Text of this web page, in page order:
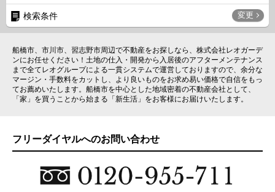
検索条件 変更
船橋市、市川市、習志野市周辺で不動産をお探しなら、株式会社レオガーデ
ンにお任せください！土地の仕入・開発から入居後のアフターメンテナンス
まで全てレオグループによる一貫システムで運営しておりますので、余分な
マージン・手数料をカットし、より良いものをお求め易い価格で自信をもっ
てお薦めいたします。船橋市を中心とした地域密着の不動産会社として、
「家」を買うことから始まる「新生活」をお客様にお届けいたします。
フリーダイヤルへのお問い合わせ